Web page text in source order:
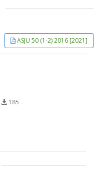
ASJU 50 (1-2) 2016 [2021]
185